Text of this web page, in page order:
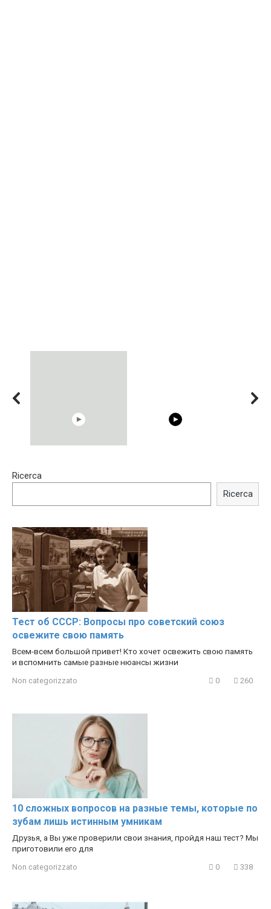
Trying BOLLYWOOD
Shocking illusion - Pretty
Ricerca
Ricerca
Тест об СССР: Вопросы про советский союз
освежите свою память
Всем-всем большой привет! Кто хочет освежить свою память
и вспомнить самые разные нюансы жизни
Non categorizzato 0 260
10 сложных вопросов на разные темы, которые по
зубам лишь истинным умникам
Друзья, а Вы уже проверили свои знания, пройдя наш тест? Мы
приготовили его для
Non categorizzato 0 338